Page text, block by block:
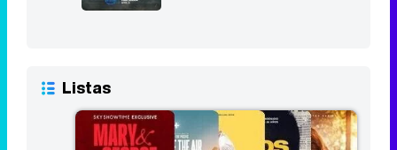
Listas